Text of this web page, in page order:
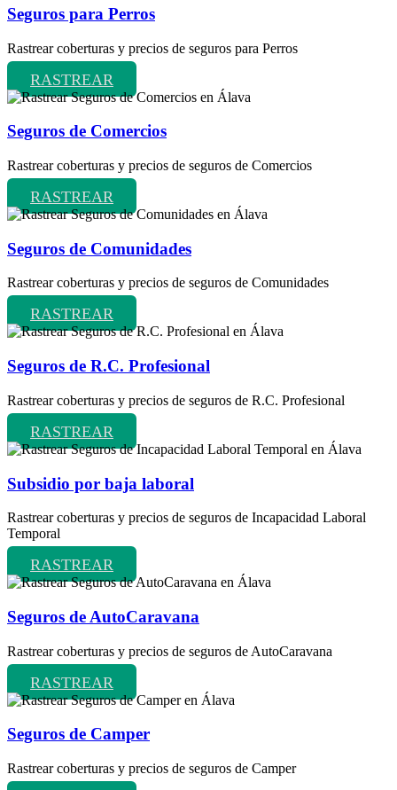
Seguros para Perros
Rastrear coberturas y precios de seguros para Perros
RASTREAR
Seguros de Comercios
Rastrear coberturas y precios de seguros de Comercios
RASTREAR
Seguros de Comunidades
Rastrear coberturas y precios de seguros de Comunidades
RASTREAR
Seguros de R.C. Profesional
Rastrear coberturas y precios de seguros de R.C. Profesional
RASTREAR
Subsidio por baja laboral
Rastrear coberturas y precios de seguros de Incapacidad Laboral
Temporal
RASTREAR
Seguros de AutoCaravana
Rastrear coberturas y precios de seguros de AutoCaravana
RASTREAR
Seguros de Camper
Rastrear coberturas y precios de seguros de Camper